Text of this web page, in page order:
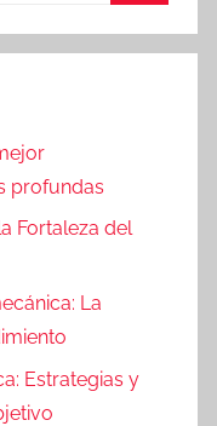
profundas
Fortaleza del
La
Estrategias y